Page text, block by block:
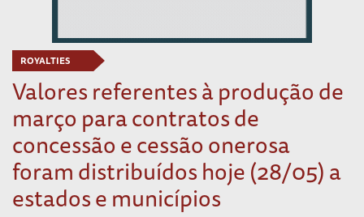
ROYALTIES
Valores referentes à produção de
março para contratos de
concessão e cessão onerosa
foram distribuídos hoje (28/05) a
estados e municípios